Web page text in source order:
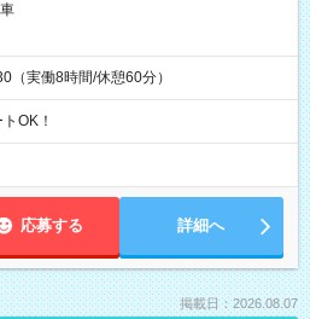
（実働8時間/休憩60分）
OK！
応募する 詳細へ
掲載日：2026.08.07